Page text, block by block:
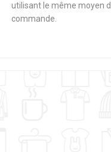
utilisant le même moyen
commande.